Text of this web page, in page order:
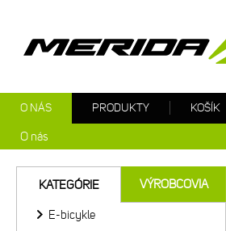
KATEGÓRIE VÝROBCOVIA
E-bicykle
O NÁS
O nás
PRODUKTY KOŠÍK